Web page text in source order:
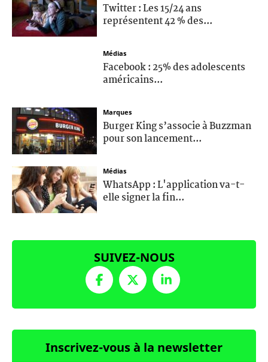
Twitter : Les 15/24 ans
représentent 42 % des...
Médias
Facebook : 25% des adolescents
américains...
Marques
Burger King s’associe à Buzzman
pour son lancement...
Médias
WhatsApp : L'application va-t-
elle signer la fin...
SUIVEZ-NOUS
Inscrivez-vous à la newsletter